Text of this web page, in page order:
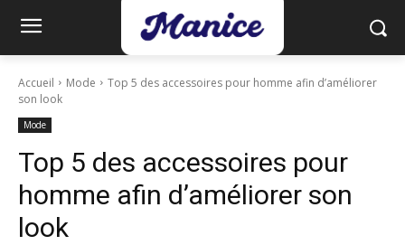
Accueil Mode
Top 5 des accessoires pour homme afin d’améliorer
son look
Mode
Top 5 des accessoires pour
homme afin d’améliorer son
look